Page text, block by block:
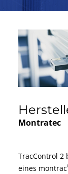
DEUTSCH
Montratec
TracControl 2
eines montrac